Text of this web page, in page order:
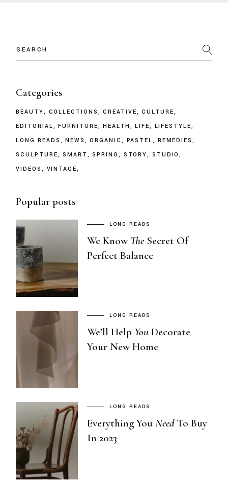
Categories
BEAUTY COLLECTIONS CREATIVE
CULTURE
EDITORIAL
FURNITURE HEALTH LIFE
LIFESTYLE
LONG READS
NEWS ORGANIC PASTEL
REMEDIES
SCULPTURE
SMART SPRING STORY
STUDIO
VIDEOS
VINTAGE
Popular posts
LONG READS
We Know The Secret Of
Perfect Balance
LONG READS
We’ll Help You Decorate
Your New Home
LONG READS
Everything YouNeedTo Buy
In 2023